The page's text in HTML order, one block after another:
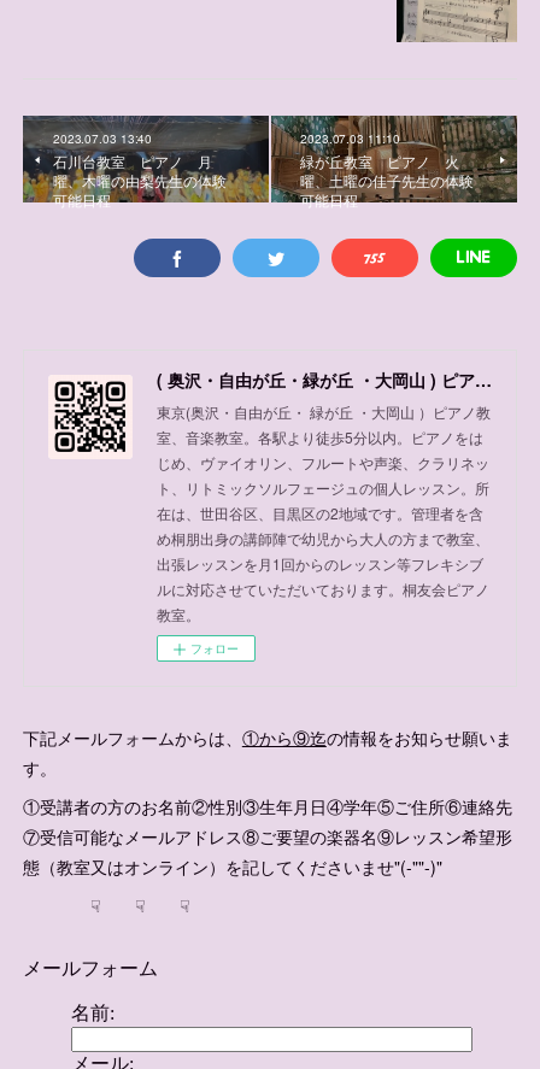
2023.07.03 13:40
石川台教室 ピアノ 月
曜、木曜の由梨先生の体験
可能日程
2023.07.03 11:10
緑が丘教室 ピアノ 火
曜、土曜の佳子先生の体験
可能日程
( 奥沢・自由が丘・緑が丘 ・大岡山 ) ピアノ教室、音楽教室
東京(奥沢・自由が丘・ 緑が丘 ・大岡山 ）ピアノ教
室、音楽教室。各駅より徒歩5分以内。ピアノをは
じめ、ヴァイオリン、フルートや声楽、クラリネッ
ト、リトミックソルフェージュの個人レッスン。所
在は、世田谷区、目黒区の2地域です。管理者を含
め桐朋出身の講師陣で幼児から大人の方まで教室、
出張レッスンを月1回からのレッスン等フレキシブ
ルに対応させていただいております。桐友会ピアノ
教室。
フォロー
下記メールフォームからは、 ①から⑨迄の情報をお知らせ願いま
す。
①受講者の方のお名前②性別③生年月日④学年⑤ご住所⑥連絡先
⑦受信可能なメールアドレス⑧ご要望の楽器名⑨レッスン希望形
態（教室又はオンライン）を記してくださいませ"(-""-)"
☟ ☟ ☟